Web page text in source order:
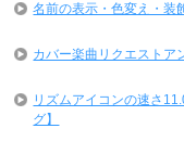
名前の表示・色変え・装
カバー楽曲リクエストア
リズムアイコンの速さ
グ】